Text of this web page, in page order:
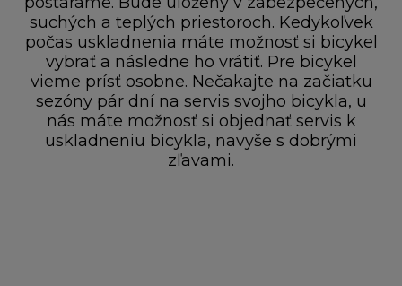
suchých a teplých priestoroch. Kedykoľvek
počas uskladnenia máte možnosť si bicykel
vybrať a následne ho vrátiť. Pre bicykel
vieme prísť osobne. Nečakajte na začiatku
sezóny pár dní na servis svojho bicykla, u
nás máte možnosť si objednať servis k
uskladneniu bicykla, navyše s dobrými
zľavami.